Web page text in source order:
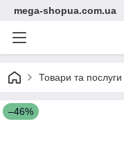
mega-shopua.com.ua
Товари та послуги
–46%